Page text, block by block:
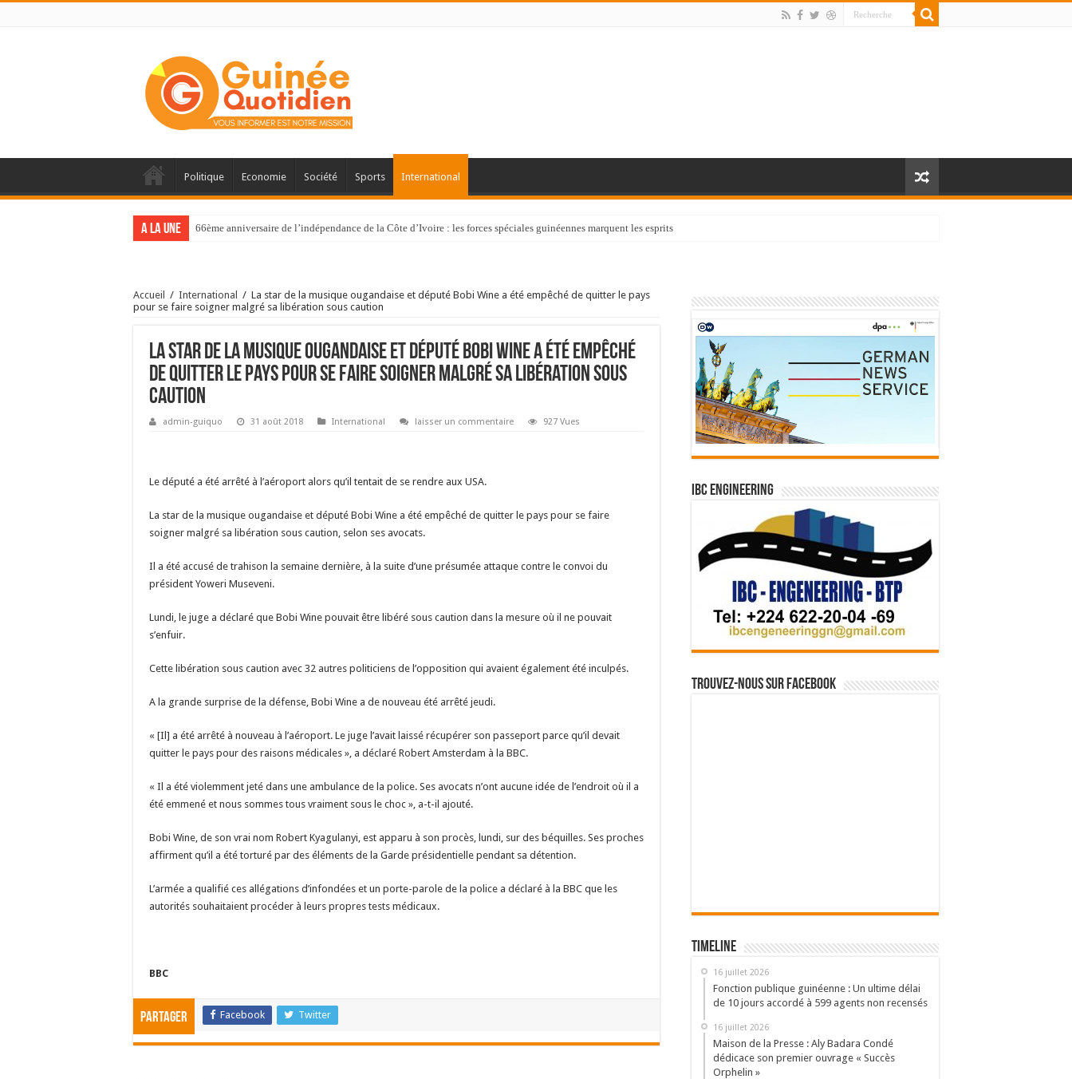
Politique Economie Société Sports International
A la une 66ème anniversaire de l’indépendance de la Côte d’Ivoire : les forces spéciales guinéennes marquent les esprits
Accueil / International / La star de la musique ougandaise et député Bobi Wine a été empêché de quitter le pays
pour se faire soigner malgré sa libération sous caution
La star de la musique ougandaise et député Bobi Wine a été empêché
de quitter le pays pour se faire soigner malgré sa libération sous
caution
admin-guiquo 31 août 2018 International laisser un commentaire 927 Vues
Le député a été arrêté à l’aéroport alors qu’il tentait de se rendre aux USA.
La star de la musique ougandaise et député Bobi Wine a été empêché de quitter le pays pour se faire
soigner malgré sa libération sous caution, selon ses avocats.
Il a été accusé de trahison la semaine dernière, à la suite d’une présumée attaque contre le convoi du
président Yoweri Museveni.
Lundi, le juge a déclaré que Bobi Wine pouvait être libéré sous caution dans la mesure où il ne pouvait
s’enfuir.
Cette libération sous caution avec 32 autres politiciens de l’opposition qui avaient également été inculpés.
A la grande surprise de la défense, Bobi Wine a de nouveau été arrêté jeudi.
« [Il] a été arrêté à nouveau à l’aéroport. Le juge l’avait laissé récupérer son passeport parce qu’il devait
quitter le pays pour des raisons médicales », a déclaré Robert Amsterdam à la BBC.
« Il a été violemment jeté dans une ambulance de la police. Ses avocats n’ont aucune idée de l’endroit où il a
été emmené et nous sommes tous vraiment sous le choc », a-t-il ajouté.
Bobi Wine, de son vrai nom Robert Kyagulanyi, est apparu à son procès, lundi, sur des béquilles. Ses proches
affirment qu’il a été torturé par des éléments de la Garde présidentielle pendant sa détention.
L’armée a qualifié ces allégations d’infondées et un porte-parole de la police a déclaré à la BBC que les
autorités souhaitaient procéder à leurs propres tests médicaux.
BBC
Partager Facebook Twitter
IBC Engineering
Trouvez-nous sur Facebook
Timeline
16 juillet 2026
Fonction publique guinéenne : Un ultime délai
de 10 jours accordé à 599 agents non recensés
16 juillet 2026
Maison de la Presse : Aly Badara Condé
dédicace son premier ouvrage « Succès
Orphelin »